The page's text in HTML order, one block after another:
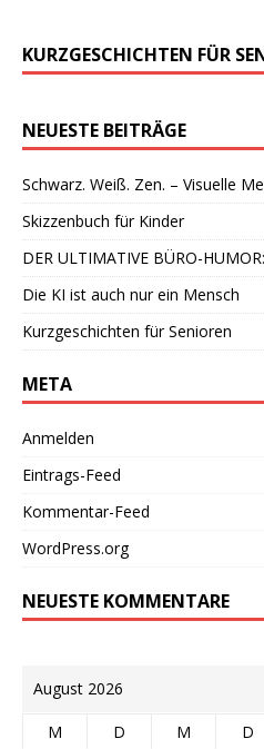
KURZGESCHICHTEN FÜR
NEUESTE BEITRÄGE
Schwarz. Weiß. Zen. – Visuelle
Skizzenbuch für Kinder
DER ULTIMATIVE BÜRO-HUMOR:
Die KI ist auch nur ein Mensch
Kurzgeschichten für Senioren
META
Anmelden
Eintrags-Feed
Kommentar-Feed
WordPress.org
NEUESTE KOMMENTARE
August 2026
M D M D